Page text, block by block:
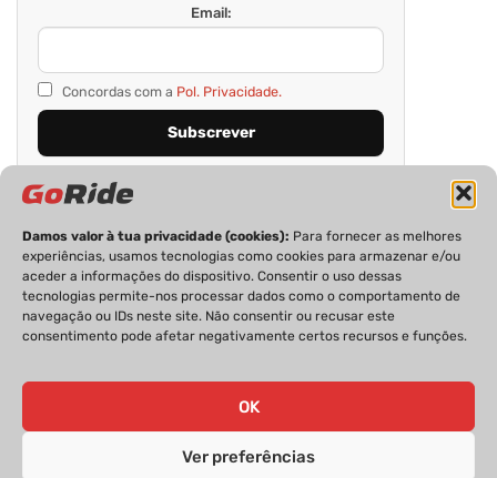
Damos valor à tua privacidade (cookies): Para fornecer as melhores
experiências, usamos tecnologias como cookies para armazenar e/ou
aceder a informações do dispositivo. Consentir o uso dessas
tecnologias permite-nos processar dados como o comportamento de
navegação ou IDs neste site. Não consentir ou recusar este
consentimento pode afetar negativamente certos recursos e funções.
OK
Ver preferências
Email:
Concordas com a Pol. Privacidade.
PRIVACIDADE FICHA TÉCNICA
ESTATUTO EDITORIAL